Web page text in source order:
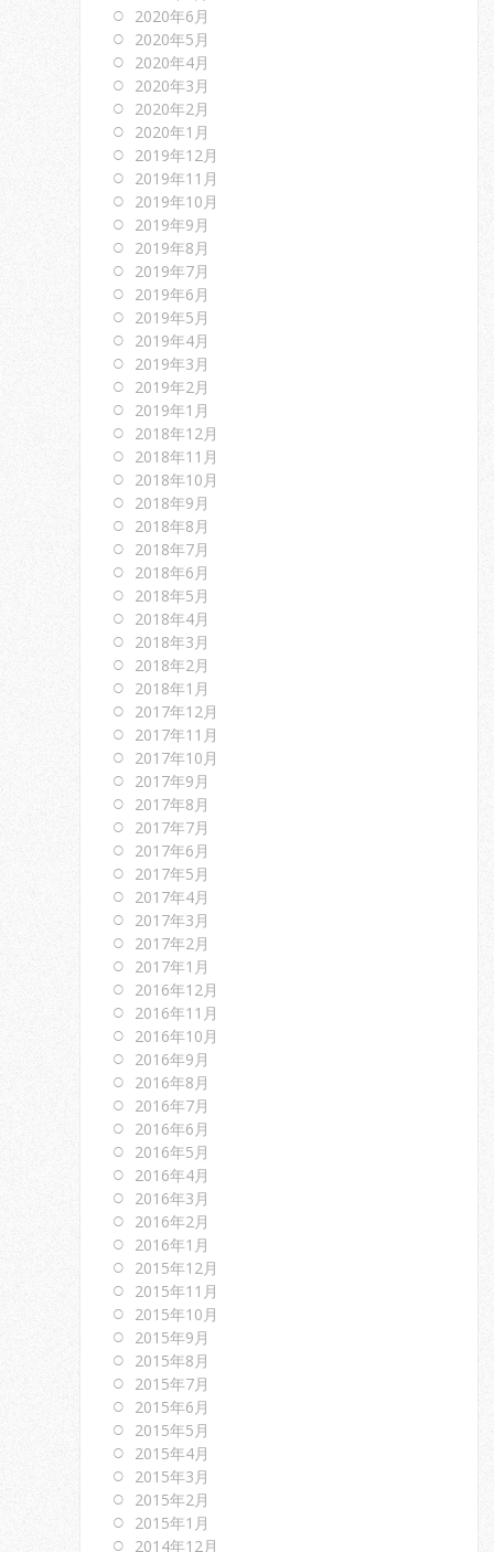
2020年6月
2020年5月
2020年4月
2020年3月
2020年2月
2020年1月
2019年12月
2019年11月
2019年10月
2019年9月
2019年8月
2019年7月
2019年6月
2019年5月
2019年4月
2019年3月
2019年2月
2019年1月
2018年12月
2018年11月
2018年10月
2018年9月
2018年8月
2018年7月
2018年6月
2018年5月
2018年4月
2018年3月
2018年2月
2018年1月
2017年12月
2017年11月
2017年10月
2017年9月
2017年8月
2017年7月
2017年6月
2017年5月
2017年4月
2017年3月
2017年2月
2017年1月
2016年12月
2016年11月
2016年10月
2016年9月
2016年8月
2016年7月
2016年6月
2016年5月
2016年4月
2016年3月
2016年2月
2016年1月
2015年12月
2015年11月
2015年10月
2015年9月
2015年8月
2015年7月
2015年6月
2015年5月
2015年4月
2015年3月
2015年2月
2015年1月
2014年12月